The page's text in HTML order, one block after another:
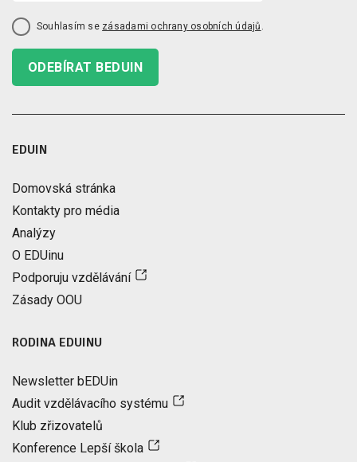
Souhlasím se zásadami ochrany osobních údajů .
ODEBÍRAT BEDUIN
EDUIN
Domovská stránka
Kontakty pro média
Analýzy
O EDUinu
Podporuju vzdělávání
Zásady OOU
RODINA EDUINU
Newsletter bEDUin
Audit vzdělávacího systému
Klub zřizovatelů
Konference Lepší škola